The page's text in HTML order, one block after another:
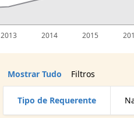
2013 2014 2015
Mostrar Tudo Filtros
Tipo de Requerente